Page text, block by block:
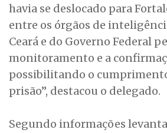
havia se deslocado para
entre os órgãos de
Ceará e do Governo Federal
monitoramento e a
possibilitando o
prisão”, destacou o delegado.
Segundo informações